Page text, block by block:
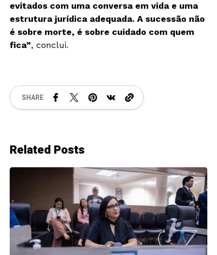
evitados com uma conversa em vida e uma
estrutura jurídica adequada. A sucessão não
é sobre morte, é sobre cuidado com quem
fica”, conclui.
SHARE
Related Posts